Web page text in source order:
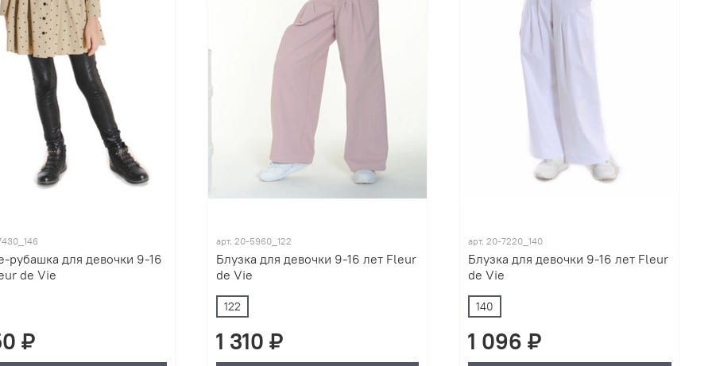
рубашка для девочки 9-16
de Vie
₽
арт. 20-5960_122
Блузка для девочки 9-16 лет Fleur
de Vie
122
1 310 ₽
арт.20-7220_140
Блузка для девочки 9-16 лет Fleur
de Vie
140
1 096 ₽